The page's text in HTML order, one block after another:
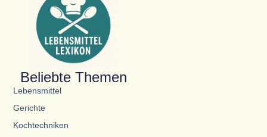
Beliebte Themen
Lebensmittel
Gerichte
Kochtechniken